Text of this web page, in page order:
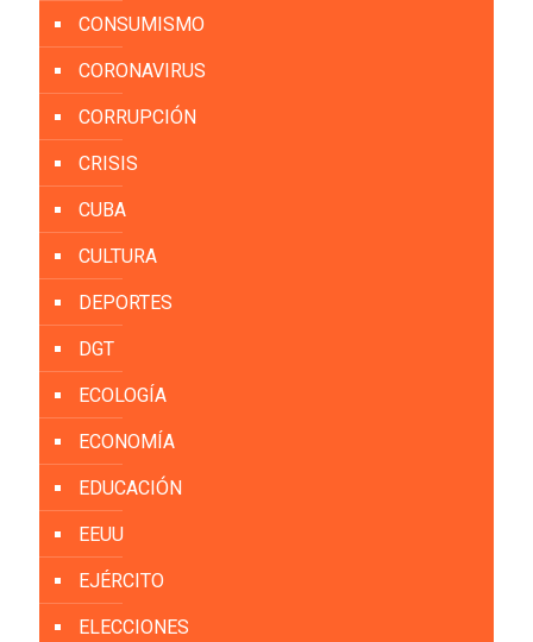
CONSUMISMO
CORONAVIRUS
CORRUPCIÓN
CRISIS
CUBA
CULTURA
DEPORTES
DGT
ECOLOGÍA
ECONOMÍA
EDUCACIÓN
EEUU
EJÉRCITO
ELECCIONES